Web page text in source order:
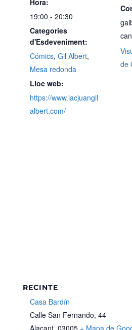
19:00 - 20:30
Categories
d'Esdeveniment:
Cómics, Gil Albert,
Mesa redonda
Lloc web:
https://www.iacjuangil
albert.com/
de
RECINTE
Casa Bardín
Calle San Fernando, 44
Alacant, 03005 + Mapa de